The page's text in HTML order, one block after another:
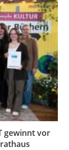
gewinnt vor